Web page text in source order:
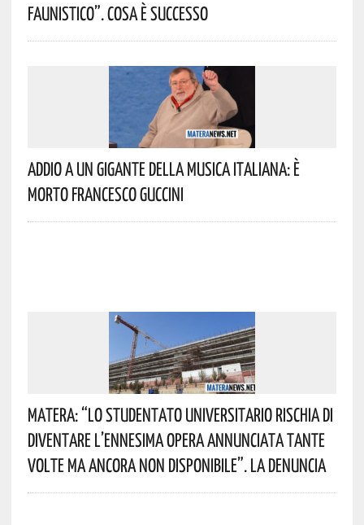
Faunistico”. Cosa È Successo
Addio A Un Gigante Della Musica Italiana: È
Morto Francesco Guccini
Matera: “Lo Studentato Universitario Rischia Di
Diventare L’ennesima Opera Annunciata Tante
Volte Ma Ancora Non Disponibile”. La Denuncia